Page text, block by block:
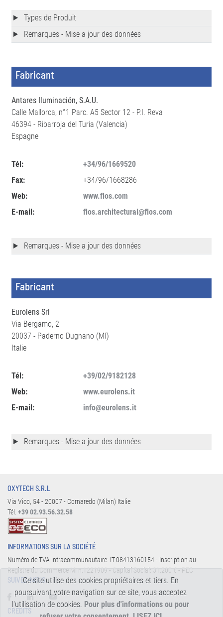
Types de Produit
Remarques - Mise a jour des données
Fabricant
Antares Iluminación, S.A.U.
Calle Mallorca, n°1 Parc. A5 Sector 12 - P.I. Reva
46394 - Ribarroja del Turia (Valencia)
Espagne
Tél:
+34/96/1669520
Fax:
+34/96/1668286
Web:
www.flos.com
E-mail:
flos.architectural@flos.com
Remarques - Mise a jour des données
Fabricant
Eurolens Srl
Via Bergamo, 2
20037 - Paderno Dugnano (MI)
Italie
Tél:
+39/02/9182128
Web:
www.eurolens.it
E-mail:
info@eurolens.it
Remarques - Mise a jour des données
OXYTECH S.R.L
Via Vico, 54 - 20007 - Cornaredo (Milan) Italie
Tél. +39 02.93.56.32.58
INFORMATIONS SUR LA SOCIÉTÉ
Numéro de TVA intracommunautaire: IT-08413160154 - Inscription au
Registre du Commerce MI n.1221909 - Capital Social: 31.200 € - PEC
SUIVEZ-NOUS:
CREDITS
Ce site utilise des cookies propriétaires et tiers. En
poursuivant votre navigation sur ce site, vous acceptez
l'utilisation de cookies. Pour plus d'informations ou pour